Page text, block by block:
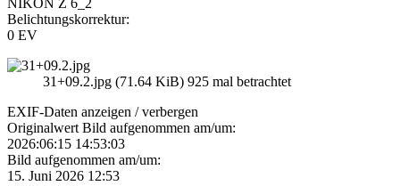
Belichtungskorrektur:
0 EV
31+09.2.jpg (71.64 KiB) 925 mal betrachtet
EXIF-Daten anzeigen / verbergen
Originalwert Bild aufgenommen am/um:
2026:06:15 14:53:03
Bild aufgenommen am/um:
15. Juni 2026 12:53